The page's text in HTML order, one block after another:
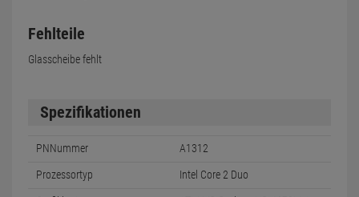
Fehlteile
Glasscheibe fehlt
Spezifikationen
PNNummer A1312
Prozessortyp Intel Core 2 Duo